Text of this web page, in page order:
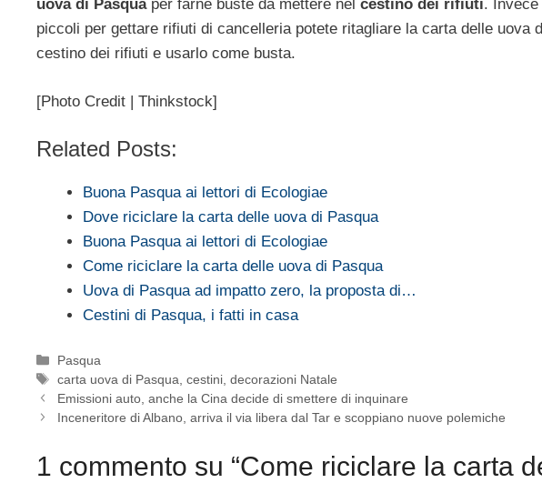
uova di Pasquaper farne buste da mettere nel cestino dei rifiuti.
piccoli per gettare rifiuti di cancelleria potete ritagliare la carta delle uova
cestino dei rifiuti e usarlo come busta.
[Photo Credit | Thinkstock]
Related Posts:
Buona Pasqua ai lettori di Ecologiae
Dove riciclare la carta delle uova di Pasqua
Buona Pasqua ai lettori di Ecologiae
Come riciclare la carta delle uova di Pasqua
Uova di Pasqua ad impatto zero, la proposta di…
Cestini di Pasqua, i fatti in casa
Categorie
Pasqua
Tag
carta uova di Pasqua ,cestini ,decorazioni Natale
Emissioni auto, anche la Cina decide di smettere di inquinare
Inceneritore di Albano, arriva il via libera dal Tar e scoppiano nuove polemiche
1 commento su “Come riciclare la carta